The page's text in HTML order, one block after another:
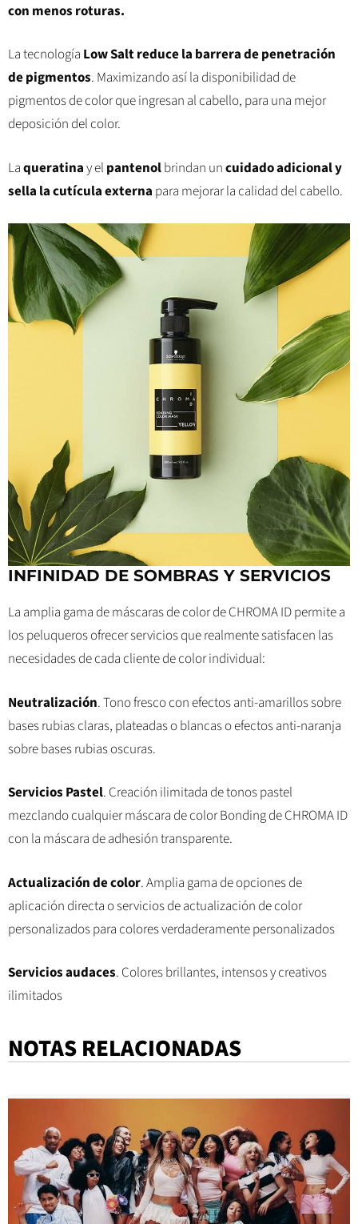
con menos roturas.
La tecnología Low Salt reduce la barrera de penetración
de pigmentos. Maximizando así la disponibilidad de
pigmentos de color que ingresan al cabello, para una mejor
deposición del color.
Laqueratinay el pantenolbrindan uncuidado adicional y
sella la cutícula externa para mejorar la calidad del cabello.
INFINIDAD DE SOMBRAS Y SERVICIOS
La amplia gama de máscaras de color de CHROMA ID permite a
los peluqueros ofrecer servicios que realmente satisfacen las
necesidades de cada cliente de color individual:
Neutralización. Tono fresco con efectos anti-amarillos sobre
bases rubias claras, plateadas o blancas o efectos anti-naranja
sobre bases rubias oscuras.
Servicios Pastel. Creación ilimitada de tonos pastel
mezclando cualquier máscara de color Bonding de CHROMA ID
con la máscara de adhesión transparente.
Actualización de color. Amplia gama de opciones de
aplicación directa o servicios de actualización de color
personalizados para colores verdaderamente personalizados
Servicios audaces. Colores brillantes, intensos y creativos
ilimitados
NOTAS RELACIONADAS